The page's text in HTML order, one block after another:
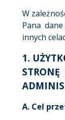
W
Pana
innych
1.
A. Cel